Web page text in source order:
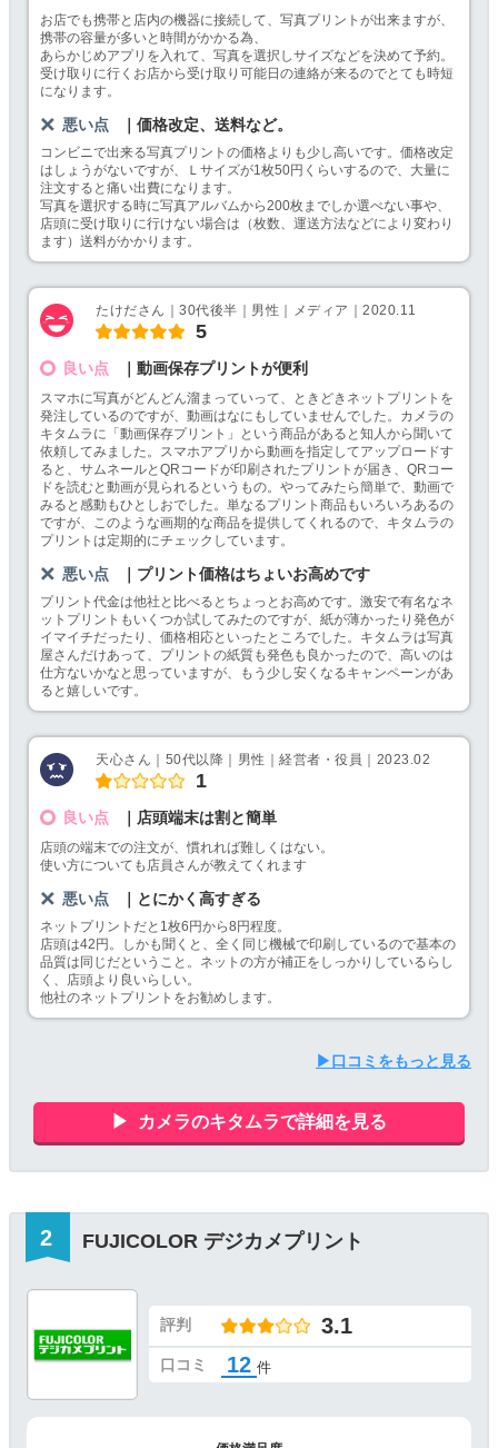
お店でも携帯と店内の機器に接続して、写真プリントが出来ますが、
携帯の容量が多いと時間がかかる為、
あらかじめアプリを入れて、写真を選択しサイズなどを決めて予約。
受け取りに行くお店から受け取り可能日の連絡が来るのでとても時短
になります。
悪い点 ｜価格改定、送料など。
コンビニで出来る写真プリントの価格よりも少し高いです。価格改定
はしょうがないですが、Ｌサイズが1枚50円くらいするので、大量に
注文すると痛い出費になります。
写真を選択する時に写真アルバムから200枚までしか選べない事や、
店頭に受け取りに行けない場合は（枚数、運送方法などにより変わり
ます）送料がかかります。
たけださん｜30代後半｜男性｜メディア｜2020.11
5
良い点 ｜動画保存プリントが便利
スマホに写真がどんどん溜まっていって、ときどきネットプリントを
発注しているのですが、動画はなにもしていませんでした。カメラの
キタムラに「動画保存プリント」という商品があると知人から聞いて
依頼してみました。スマホアプリから動画を指定してアップロードす
ると、サムネールとQRコードが印刷されたプリントが届き、QRコー
ドを読むと動画が見られるというもの。やってみたら簡単で、動画で
みると感動もひとしおでした。単なるプリント商品もいろいろあるの
ですが、このような画期的な商品を提供してくれるので、キタムラの
プリントは定期的にチェックしています。
悪い点 ｜プリント価格はちょいお高めです
プリント代金は他社と比べるとちょっとお高めです。激安で有名なネ
ットプリントもいくつか試してみたのですが、紙が薄かったり発色が
イマイチだったり、価格相応といったところでした。キタムラは写真
屋さんだけあって、プリントの紙質も発色も良かったので、高いのは
仕方ないかなと思っていますが、もう少し安くなるキャンペーンがあ
ると嬉しいです。
天心さん｜50代以降｜男性｜経営者・役員｜2023.02
1
良い点 ｜店頭端末は割と簡単
店頭の端末での注文が、慣れれば難しくはない。
使い方についても店員さんが教えてくれます
悪い点 ｜とにかく高すぎる
ネットプリントだと1枚6円から8円程度。
店頭は42円。しかも聞くと、全く同じ機械で印刷しているので基本の
品質は同じだということ。ネットの方が補正をしっかりしているらし
く、店頭より良いらしい。
他社のネットプリントをお勧めします。
▶口コミをもっと見る
カメラのキタムラで詳細を見る
FUJICOLOR デジカメプリント
評判 3.1
口コミ 12 件